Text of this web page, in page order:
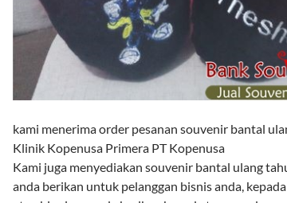
kami menerima order pesanan souvenir bantal
Klinik Kopenusa Primera PT Kopenusa
Kami juga menyediakan souvenir bantal ulang
anda berikan untuk pelanggan bisnis anda,